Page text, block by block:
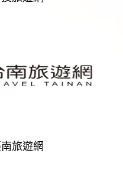
旅遊網